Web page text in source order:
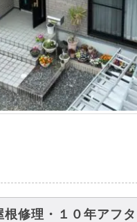
修理・１０年アフ